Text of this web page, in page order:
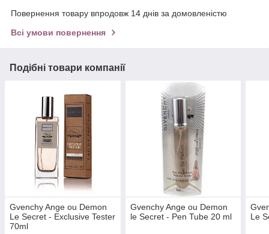
Повернення товару впродовж 14 днів за домовленістю
Всі умови повернення
Подібні товари компанії
Gvenchy Ange ou Demon
Le Secret - Exclusive Tester
70ml
Gvenchy Ange ou Demon
le Secret - Pen Tube 20 ml
Le